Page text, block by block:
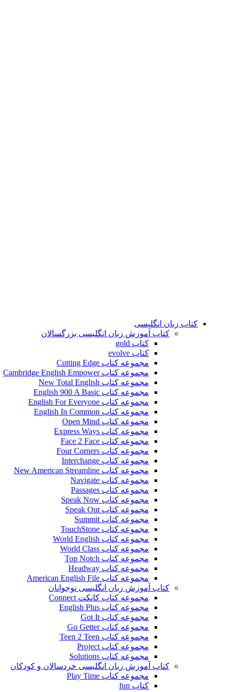
کتاب زبان انگلیسی
کتاب آموزش زبان انگلیسی بزرگسالان
کتاب gold
کتاب evolve
مجموعه کتاب Cutting Edge
مجموعه کتاب Cambridge English Empower
مجموعه کتاب New Total English
مجموعه کتاب English 900 A Basic
مجموعه کتاب English For Everyone
مجموعه کتاب English In Common
مجموعه کتاب Open Mind
مجموعه کتاب Express Ways
مجموعه کتاب Face 2 Face
مجموعه کتاب Four Corners
مجموعه کتاب Interchange
مجموعه کتاب New American Streamline
مجموعه کتاب Navigate
مجموعه کتاب Passages
مجموعه کتاب Speak Now
مجموعه کتاب Speak Out
مجموعه کتاب Summit
مجموعه کتاب TouchStone
مجموعه کتاب World English
مجموعه کتاب World Class
مجموعه کتاب Top Notch
مجموعه کتاب Headway
مجموعه کتاب American English File
کتاب آموزش زبان انگلیسی نوجوانان
مجموعه کتاب کانکت Connect
مجموعه کتاب English Plus
مجموعه کتاب Got It
مجموعه کتاب Go Getter
مجموعه کتاب Teen 2 Teen
مجموعه کتاب Project
مجموعه کتاب Solutions
کتاب آموزش زبان انگلیسی خردسالان و کودکان
مجموعه کتاب Play Time
کتاب fun